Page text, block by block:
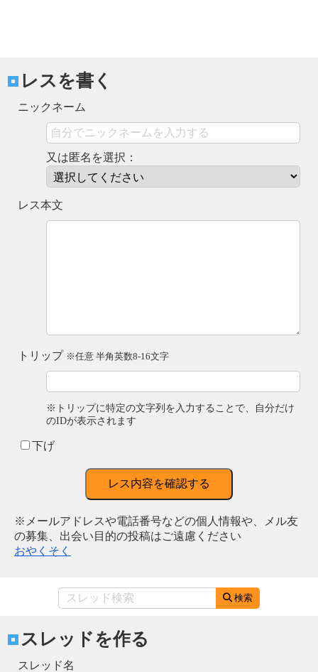
レスを書く
ニックネーム
又は匿名を選択：
レス本文
トリップ ※任意 半角英数8-16文字
※トリップに特定の文字列を入力することで、自分だけ
のIDが表示されます
下げ
レス内容を確認する
※メールアドレスや電話番号などの個人情報や、メル友
の募集、出会い目的の投稿はご遠慮ください
おやくそく
検索
スレッドを作る
スレッド名